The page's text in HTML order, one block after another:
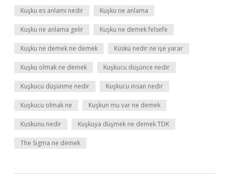
Kuşku es anlami nedir Kuşku ne anlama
Kuşku ne anlama gelir Kuşku ne demek felsefe
Kuşku ne demek ne demek Küskü nedir ne işe yarar
Kuşku olmak ne demek Kuşkucu düşünce nedir
Kuşkucu düşünme nedir Kuşkucu insan nedir
Kuşkucu olmak ne Kuşkun mu var ne demek
Kuskunu nedir Kuşkuya düşmek ne demek TDK
The Sigma ne demek